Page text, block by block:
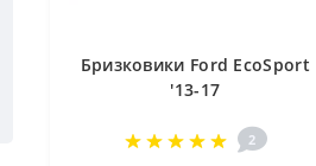
Бризковики Ford EcoSport
'13-17
2